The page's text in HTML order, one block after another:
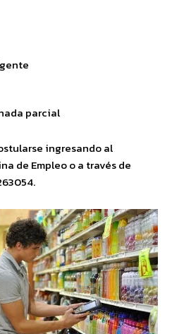
parcial
ingresando al
de Empleo o a través de